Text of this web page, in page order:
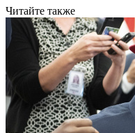
Читайте также